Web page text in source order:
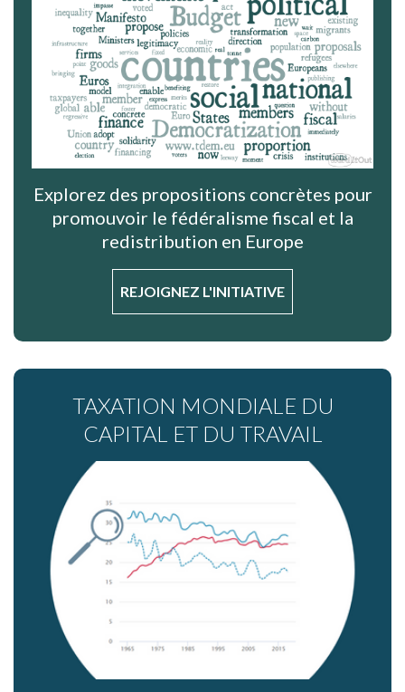
Explorez des propositions concrètes pour
promouvoir le fédéralisme fiscal et la
redistribution en Europe
REJOIGNEZ L'INITIATIVE
TAXATION MONDIALE DU
CAPITAL ET DU TRAVAIL